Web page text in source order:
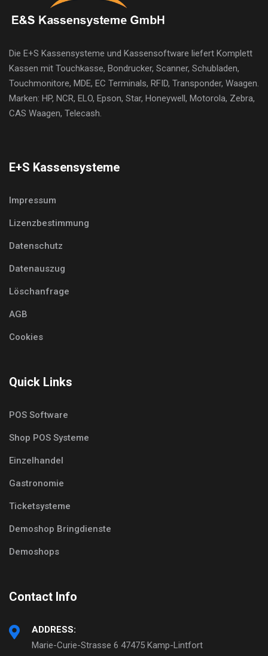
Die E+S Kassensysteme und Kassensoftware liefert Komplett
Kassen mit Touchkasse, Bondrucker, Scanner, Schubladen,
Touchmonitore, MDE, EC Terminals, RFID, Transponder, Waagen.
Marken: HP, NCR, ELO, Epson, Star, Honeywell, Motorola, Zebra,
CAS Waagen, Telecash.
E+S Kassensysteme
Impressum
Lizenzbestimmung
Datenschutz
Datenauszug
Löschanfrage
AGB
Cookies
Quick Links
POS Software
Shop POS Systeme
Einzelhandel
Gastronomie
Ticketsysteme
Demoshop Bringdienste
Demoshops
Contact Info
ADDRESS:
Marie-Curie-Strasse 6 47475 Kamp-Lintfort